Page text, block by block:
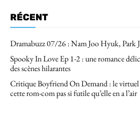
RÉCENT
Dramabuzz 07/26 : Nam Joo Hyuk, Park
Spooky In Love Ep 1-2 : une romance
des scènes hilarantes
Critique Boyfriend On Demand : le virtuel
cette rom-com pas si futile qu’elle en a l’air